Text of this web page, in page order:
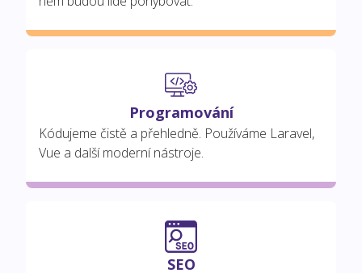
Programování
Kódujeme čistě a přehledně. Používáme Laravel,
Vue a další moderní nástroje.
SEO